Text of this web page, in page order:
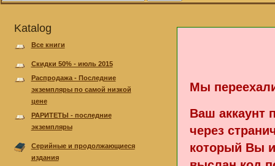
Katalog
Все книги
Скидки 50% - июль 2015
Pаспродажа - Последние
экземпляры по самой низкой
цене
РАРИТЕТЫ - последние
экземпляры
Серийные и продолжающиеся
издания
Мы
Ваш аккаунт
через
который Вы